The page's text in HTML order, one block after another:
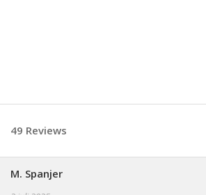
49 Reviews
M. Spanjer